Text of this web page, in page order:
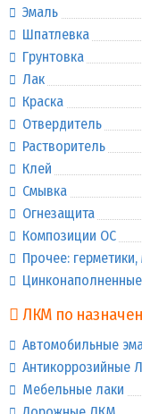
Эмаль
Шпатлевка
Грунтовка
Лак
Краска
Отвердитель
Растворитель
Клей
Смывка
Огнезащита
Композиции ОС
Прочее: герметики,
ЛКМ по
Автомобильные
Антикоррозийные
Мебельные лаки